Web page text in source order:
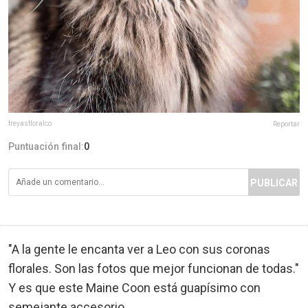
freyasfloralco Reportar
Puntuación final:0
PUBLICAR
"A la gente le encanta ver a Leo con sus coronas
florales. Son las fotos que mejor funcionan de todas."
Y es que este Maine Coon está guapísimo con